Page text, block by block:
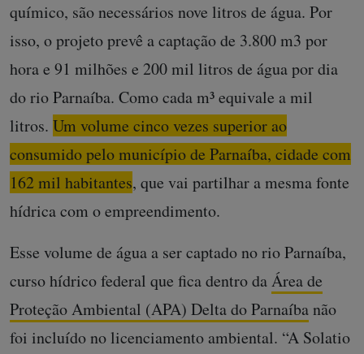
químico, são necessários nove litros de água. Por
isso, o projeto prevê a captação de 3.800 m3 por
hora e 91 milhões e 200 mil litros de água por dia
do rio Parnaíba. Como cada m³ equivale a mil
litros. Um volume cinco vezes superior ao
consumido pelo município de Parnaíba, cidade com
162 mil habitantes, que vai partilhar a mesma fonte
hídrica com o empreendimento.
Esse volume de água a ser captado no rio Parnaíba,
curso hídrico federal que fica dentro daÁrea de
Proteção Ambiental (APA) Delta do Parnaíbanão
foi incluído no licenciamento ambiental. “A Solatio